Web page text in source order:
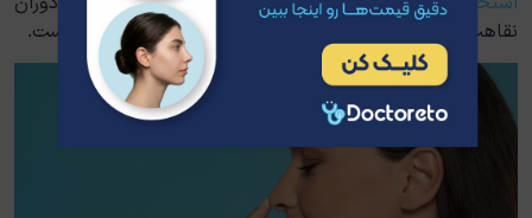
نقاهت نسبت به بینی‌های گوشتی کوتاه‌تر و قابل مدیریت‌تر است.